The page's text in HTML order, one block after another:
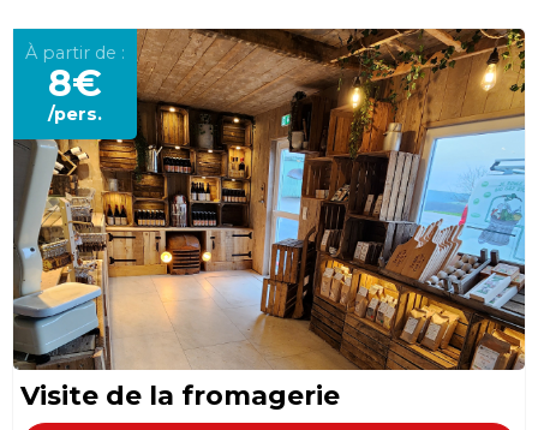
Visite de la fromagerie
À partir de :
8€
/pers.